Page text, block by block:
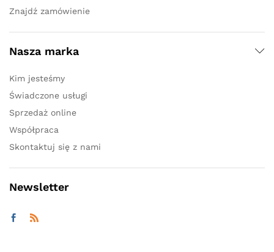
Znajdź zamówienie
Nasza marka
Kim jesteśmy
Świadczone usługi
Sprzedaż online
Współpraca
Skontaktuj się z nami
Newsletter